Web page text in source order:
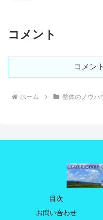
コメント
コメン
ホーム 整体のノウハ
目次
お問い合わせ